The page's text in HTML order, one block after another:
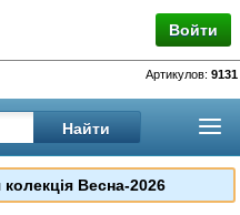
Войти
Артикулов: 9131
Весна-2026